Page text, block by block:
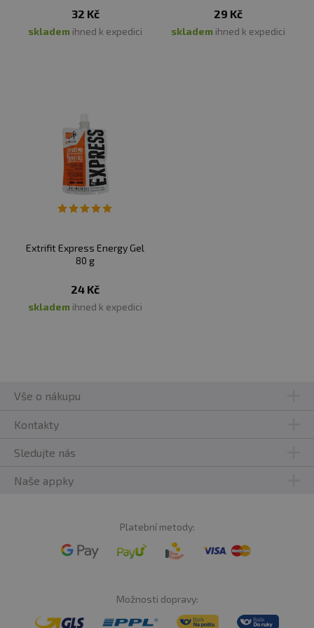
Skladujte v suchu a při teplotě do 25 °C. Nevystavujte
přímému slunečnímu záření. Chraňte před mrazem.
32 Kč
skladem ihned k expedici
29 Kč
skladem ihned k expedici
Extrifit Express Energy Gel
80 g
24 Kč
skladem ihned k expedici
Vše o nákupu
Kontakty
Sledujte nás
Naše appky
Platební metody:
Možnosti dopravy: